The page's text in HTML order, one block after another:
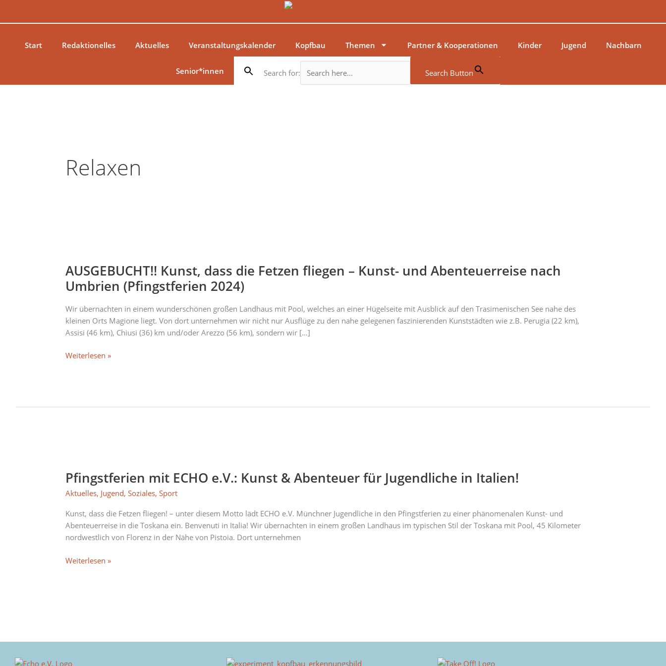
Start
Redaktionelles Aktuelles Veranstaltungskalender Kopfbau Themen Partner & Kooperationen Kinder Jugend Nachbarn
Senior*innen Search for: Search Button
Relaxen
AUSGEBUCHT!! Kunst, dass die Fetzen fliegen – Kunst- und Abenteuerreise nach
Umbrien (Pfingstferien 2024)
Wir übernachten in einem wunderschönen großen Landhaus mit Pool, welches an einer Hügelseite mit Ausblick auf den Trasimenischen See nahe des
kleinen Orts Magione liegt. Von dort unternehmen wir nicht nur Ausflüge zu den nahe gelegenen faszinierenden Kunststädten wie z.B. Perugia (22 km),
Assisi (46 km), Chiusi (36) km und/oder Arezzo (56 km), sondern wir […]
dass
die
Fetzen
fliegen
–
Kunst-
Abenteuerreise
Weiterlesen »
Pfingstferien mit ECHO e.V.: Kunst & Abenteuer für Jugendliche in Italien!
Aktuelles, Jugend,Soziales,Sport
Kunst, dass die Fetzen fliegen! – unter diesem Motto lädt ECHO e.V. Münchner Jugendliche in den Pfingstferien zu einer phänomenalen Kunst- und
Abenteuerreise in die Toskana ein. Benvenuti in Italia! Wir übernachten in einem großen Landhaus im typischen Stil der Toskana mit Pool, 45 Kilometer
nordwestlich von Florenz in der Nähe von Pistoia. Dort unternehmen
ECHO
e.V.:
&
Abenteuer
für
in
Weiterlesen »